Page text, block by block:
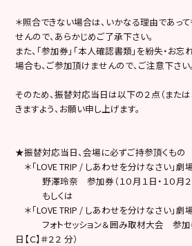
＊照合できない場合は、いかなる理由であって
せんので、あらかじめご了承下さい。
また、「参加券」「本人確認書類」を紛失・お
場合も、ご参加頂けませんので、ご注意下さい。
そのため、振替対応当日は以下の２点（また
きますよう、お願い申し上げます。
★振替対応当日、会場に必ずご持参頂くもの
＊「LOVE TRIP / しあわせを分けなさい」
野澤玲奈 参加券（１０月１日・１０月
もしくは
＊「LOVE TRIP / しあわせを分けなさい」劇
フォトセッション＆囲み取材大会 参加券
日【Ｃ】＃２２ 分）